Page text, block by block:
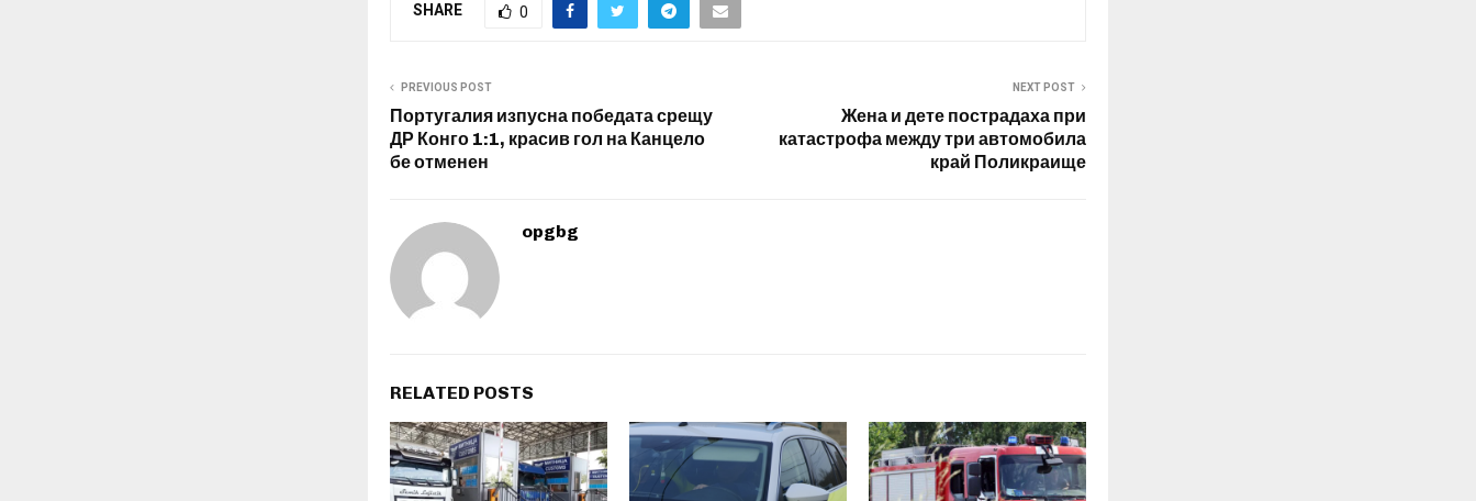
SHARE 0
PREVIOUS POST
Португалия изпусна победата срещу
ДР Конго 1:1, красив гол на Канцело
бе отменен
NEXT POST
Жена и дете пострадаха при
катастрофа между три автомобила
край Поликраище
opgbg
RELATED POSTS